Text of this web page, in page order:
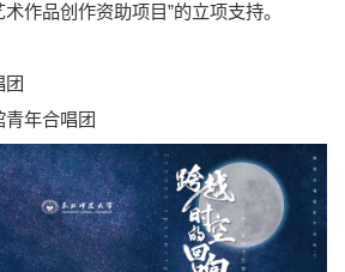
作品创作资助项目”的立项支持。
年合唱团